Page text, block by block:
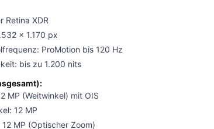
Retina XDR
x 1.170 px
ProMotion bis 120 Hz
bis zu 1.200 nits
MP (Weitwinkel) mit OIS
12 MP
MP (Optischer Zoom)